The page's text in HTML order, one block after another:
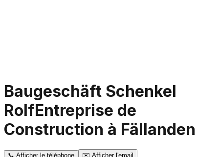
Baugeschäft Schenkel
RolfEntreprise de
Construction à Fällanden
📞 Afficher le téléphone ✉️ Afficher l'email